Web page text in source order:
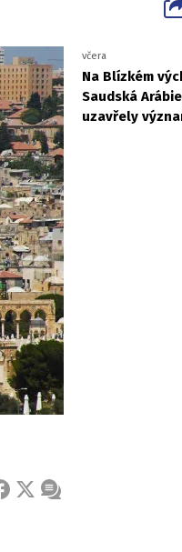
FACEBOOK
X ZPRÁVA
včera
Na Blízkém
Saudská
uzavřely